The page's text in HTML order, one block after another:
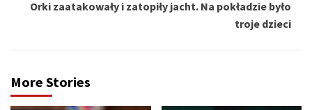
Orki zaatakowały i zatopiły jacht. Na pokładzie było
troje dzieci
More Stories